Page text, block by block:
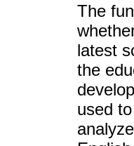
The
latest
the
used